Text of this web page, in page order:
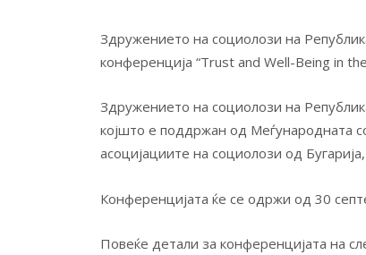
Здружението на социолози на
конференција “Trust and Well-Being in
Здружението на социолози на
којшто е поддржан од Меѓународната
асоцијациите на социолози од
Конференцијата ќе се одржи од 30
Повеќе детали за конференцијата на